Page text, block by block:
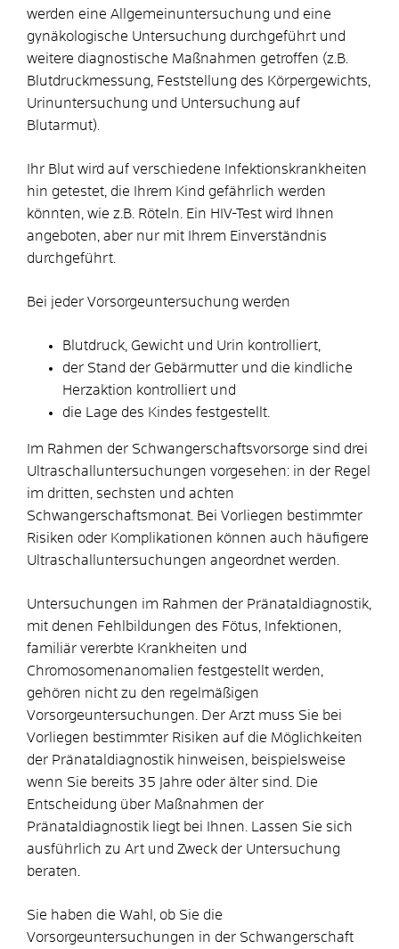
werden eine Allgemeinuntersuchung und eine
gynäkologische Untersuchung durchgeführt und
weitere diagnostische Maßnahmen getroffen (z.B.
Blutdruckmessung, Feststellung des Körpergewichts,
Urinuntersuchung und Untersuchung auf
Blutarmut).
Ihr Blut wird auf verschiedene Infektionskrankheiten
hin getestet, die Ihrem Kind gefährlich werden
könnten, wie z.B. Röteln. Ein HIV-Test wird Ihnen
angeboten, aber nur mit Ihrem Einverständnis
durchgeführt.
Bei jeder Vorsorgeuntersuchung werden
Blutdruck, Gewicht und Urin kontrolliert,
der Stand der Gebärmutter und die kindliche
Herzaktion kontrolliert und
die Lage des Kindes festgestellt.
Im Rahmen der Schwangerschaftsvorsorge sind drei
Ultraschalluntersuchungen vorgesehen: in der Regel
im dritten, sechsten und achten
Schwangerschaftsmonat. Bei Vorliegen bestimmter
Risiken oder Komplikationen können auch häufigere
Ultraschalluntersuchungen angeordnet werden.
Untersuchungen im Rahmen der Pränataldiagnostik,
mit denen Fehlbildungen des Fötus, Infektionen,
familiär vererbte Krankheiten und
Chromosomenanomalien festgestellt werden,
gehören nicht zu den regelmäßigen
Vorsorgeuntersuchungen. Der Arzt muss Sie bei
Vorliegen bestimmter Risiken auf die Möglichkeiten
der Pränataldiagnostik hinweisen, beispielsweise
wenn Sie bereits 35 Jahre oder älter sind. Die
Entscheidung über Maßnahmen der
Pränataldiagnostik liegt bei Ihnen. Lassen Sie sich
ausführlich zu Art und Zweck der Untersuchung
beraten.
Sie haben die Wahl, ob Sie die
Vorsorgeuntersuchungen in der Schwangerschaft